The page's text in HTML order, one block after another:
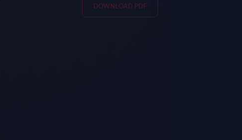
DOWNLOAD PDF